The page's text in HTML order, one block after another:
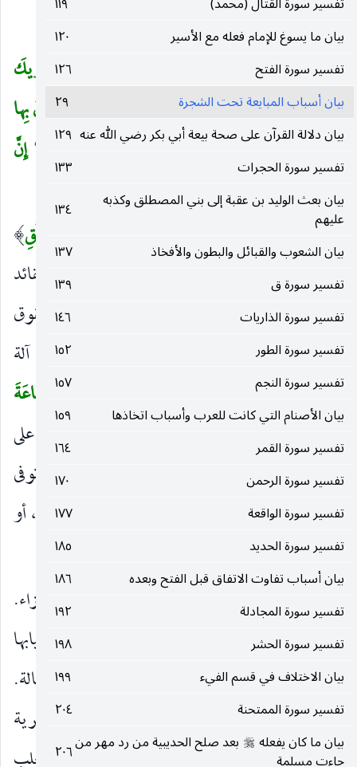
بيان ما يسوغ للإمام فعله مع الأسير
١٢٠
تفسير سورة الفتح
١٢٦
بيان أسباب المبايعة تحت الشجرة
٢٩
بيان دلالة القرآن على صحة بيعة أبي بكر رضي الله عنه ١٢٩
تفسير سورة الحجرات
١٣٣
بيان بعث الوليد بن عقبة إلى بني المصطلق وكذبه
عليهم
١٣٤
بيان الشعوب والقبائل والبطون والأفخاذ
١٣٧
تفسير سورة ق
١٣٩
تفسير سورة الذاريات
١٤٦
تفسير سورة الطور
١٥٢
تفسير سورة النجم
١٥٧
بيان الأصنام التي كانت للعرب وأسباب اتخاذها
١٥٩
تفسير سورة القمر
١٦٤
تفسير سورة الرحمن
١٧٠
تفسير سورة الواقعة
١٧٧
تفسير سورة الحديد
١٨٥
بيان أسباب تفاوت الاتفاق قبل الفتح وبعده
١٨٦
تفسير سورة المجادلة
١٩٢
تفسير سورة الحشر
١٩٨
بيان الاختلاف في قسم الفيء
١٩٩
تفسير سورة الممتحنة
٢٠٤
بيان ما كان يفعله صلى‌الله‌عليه‌وسلم بعد صلح الحديبية من رد مهر من
جاءت مسلمة
٢٠٦
شَدِيدٌ على كفرهم.
( اللهُ الَّذِي أَنْزَلَ الْكِتابَ بِالْحَقِّ وَالْمِيزانَ وَما يُدْرِيكَ
لَعَلَّ السَّاعَةَ قَرِيبٌ(١٧)
يَسْتَعْجِلُ بِهَا الَّذِينَ لا يُؤْمِنُونَ بِها
وَالَّذِينَ آمَنُوا مُشْفِقُونَ مِنْها وَيَعْلَمُونَ أَنَّهَا الْحَقُّ أَلا إِنَّ
الَّذِينَ يُمارُونَ فِي السَّاعَةِ لَفِي ضَلالٍ بَعِيدٍ (١٨)
( اللهُ الَّذِي أَنْزَلَ الْكِتابَ جنس الكتاب. بِالْحَقِ)
ملتبسا بعيدا من الباطل ، أو بما يحق إنزاله من العقائد
والأحكام.(وَالْمِيزانَ
والشرع الذي توزن به الحقوق
ويسوي بين الناس ، أو العدل بأن أنزل الأمر به أو آلة
الوزن بأن أوحى بإعدادها.
وَما يُدْرِيكَ لَعَلَّ السَّاعَةَ
قَرِيبٌ إتيانها فاتبع الكتاب واعمل بالشرع وواظب على
العدل قبل أن يفاجئك اليوم الذي توزن فيه أعمالك وتوفى
جزاءك ، وقيل تذكير القريب لأنه بمعنى ذات قرب ، أو
لأن الساعة بمعنى البعث.
يَسْتَعْجِلُ بِهَا الَّذِينَ لا يُؤْمِنُونَ بِها استهزاء.
(وَالَّذِينَ آمَنُوا مُشْفِقُونَ مِنْها
خائفون منها مع اغتيابها
لتوقع الثواب.(وَيَعْلَمُونَ أَنَّهَا الْحَقُ أي الكائن لا محالة.
(أَلا إِنَّ الَّذِينَ يُمارُونَ فِي السَّاعَةِ
يجادلون فيها من المرية